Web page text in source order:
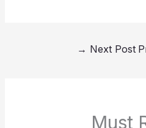
Next Post
→
Must